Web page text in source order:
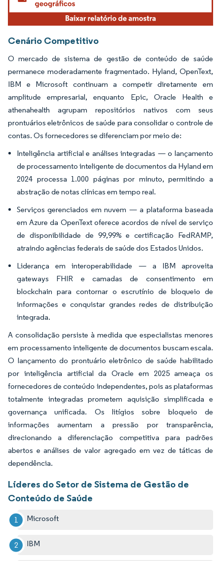
Cenário Competitivo
O mercado de sistema de gestão de conteúdo de saúde
permanece moderadamente fragmentado. Hyland, OpenText,
IBM e Microsoft continuam a competir diretamente em
amplitude empresarial, enquanto Epic, Oracle Health e
athenahealth agrupam repositórios nativos com seus
prontuários eletrônicos de saúde para consolidar o controle de
contas. Os fornecedores se diferenciam por meio de:
Inteligência artificial e análises integradas — o lançamento
de processamento inteligente de documentos da Hyland em
2024 processa 1.000 páginas por minuto, permitindo a
abstração de notas clínicas em tempo real.
Serviços gerenciados em nuvem — a plataforma baseada
em Azure da OpenText oferece acordos de nível de serviço
de disponibilidade de 99,99% e certificação FedRAMP,
atraindo agências federais de saúde dos Estados Unidos.
Liderança em interoperabilidade — a IBM aproveita
gateways FHIR e camadas de consentimento em
blockchain para contornar o escrutínio de bloqueio de
informações e conquistar grandes redes de distribuição
integrada.
A consolidação persiste à medida que especialistas menores
em processamento inteligente de documentos buscam escala.
O lançamento do prontuário eletrônico de saúde habilitado
por inteligência artificial da Oracle em 2025 ameaça os
fornecedores de conteúdo independentes, pois as plataformas
totalmente integradas prometem aquisição simplificada e
governança unificada. Os litígios sobre bloqueio de
informações aumentam a pressão por transparência,
direcionando a diferenciação competitiva para padrões
abertos e análises de valor agregado em vez de táticas de
dependência.
Líderes do Setor de Sistema de Gestão de
Conteúdo de Saúde
Microsoft
IBM